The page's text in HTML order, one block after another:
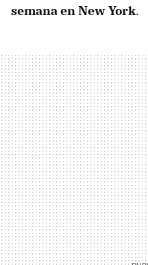
semana en New York.